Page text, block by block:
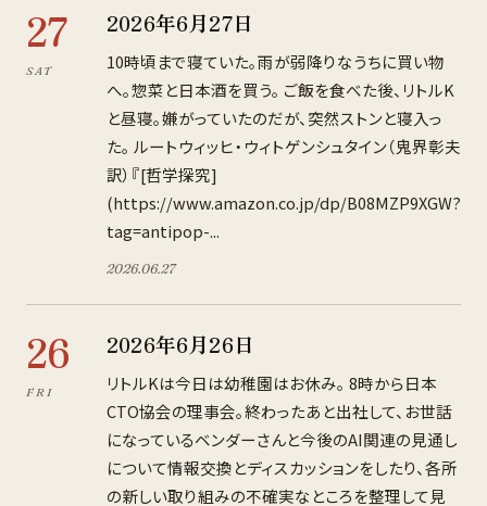
27
SAT
2026年6月27日
10時頃まで寝ていた。雨が弱降りなうちに買い物
へ。惣菜と日本酒を買う。 ご飯を食べた後、リトルK
と昼寝。嫌がっていたのだが、突然ストンと寝入っ
た。 ルートウィッヒ・ウィトゲンシュタイン（鬼界彰夫
訳）『[哲学探究]
(https://www.amazon.co.jp/dp/B08MZP9XGW?
tag=antipop-...
2026.06.27
26
FRI
2026年6月26日
リトルKは今日は幼稚園はお休み。 8時から日本
CTO協会の理事会。終わったあと出社して、お世話
になっているベンダーさんと今後のAI関連の見通し
について情報交換とディスカッションをしたり、各所
の新しい取り組みの不確実なところを整理して見